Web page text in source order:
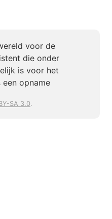
voor de
die onder
is voor het
opname
SA 3.0.